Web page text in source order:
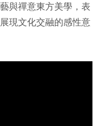
與禪意東方美學，表
現文化交融的感性意